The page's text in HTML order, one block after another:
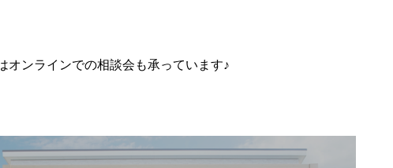
オンラインでの相談会も承っています♪